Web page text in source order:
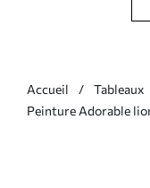
Accueil Tableaux
Peinture Adorable